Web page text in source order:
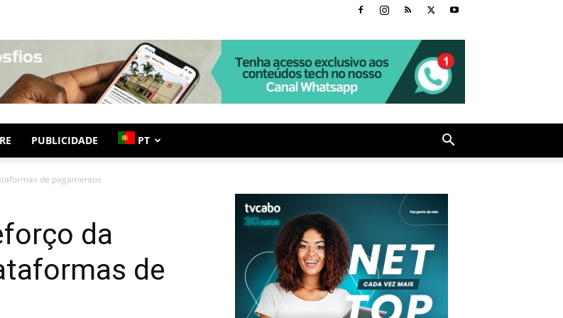
PUBLICIDADE PT
de pagamentos
da
de